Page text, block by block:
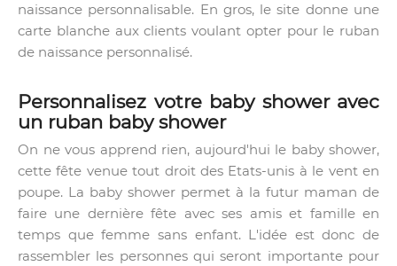
naissance personnalisable. En gros, le site donne une
carte blanche aux clients voulant opter pour le ruban
de naissance personnalisé.
Personnalisez votre baby shower avec
un ruban baby shower
On ne vous apprend rien, aujourd'hui le baby shower,
cette fête venue tout droit des Etats-unis à le vent en
poupe. La baby shower permet à la futur maman de
faire une dernière fête avec ses amis et famille en
temps que femme sans enfant. L'idée est donc de
rassembler les personnes qui seront importante pour